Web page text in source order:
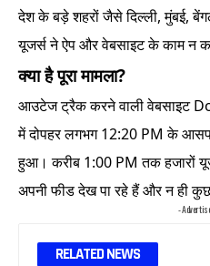
देश के बड़े शहरों जैसे दिल्ली, मुंबई,
यूजर्स ने ऐप और वेबसाइट के काम न
क्या है पूरा मामला?
आउटेज ट्रैक करने वाली वेबसाइट
में दोपहर लगभग 12:20 PM के
हुआ। करीब 1:00 PM तक हजारों
अपनी फीड देख पा रहे हैं और न ही
-
RELATED NEWS